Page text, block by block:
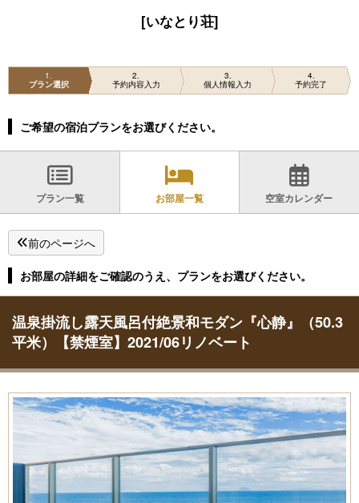
[いなとり荘]
1
プラン選択
2
予約内容入力
3
個人情報入力
4
予約完了
ご希望の宿泊プランをお選びください。
プラン一覧 お部屋一覧 空室カレンダー
前のページへ
お部屋の詳細をご確認のうえ、プランをお選びください。
温泉掛流し露天風呂付絶景和モダン『心静』（50.3
平米）【禁煙室】2021/06リノベート